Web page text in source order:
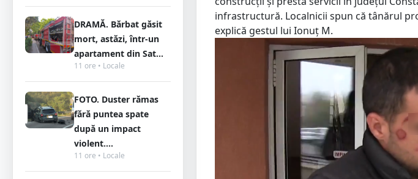
DRAMĂ. Bărbat găsit
mort, astăzi, într-un
apartament din Sat...
11 ore • Locale
FOTO. Duster rămas
fără puntea spate
după un impact
violent....
11 ore • Locale
infrastructură. Localnicii spun că tânărul
explică gestul lui Ionuț M.